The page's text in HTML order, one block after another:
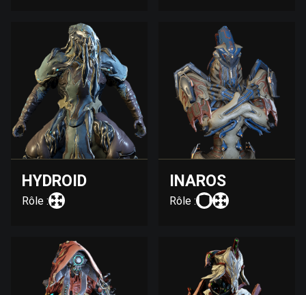
HYDROID
Rôle :
INAROS
Rôle :